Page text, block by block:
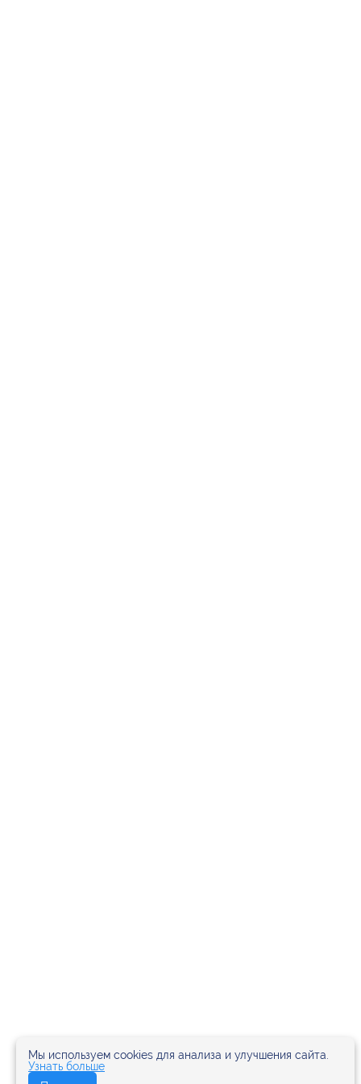
Мы используем cookies для анализа и улучшения сайта.
Узнать больше